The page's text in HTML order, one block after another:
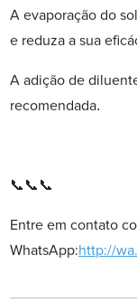
A evaporação do
e reduza a sua
A adição de
recomendada.
📞📞📞
Entre em contato
WhatsApp:http://